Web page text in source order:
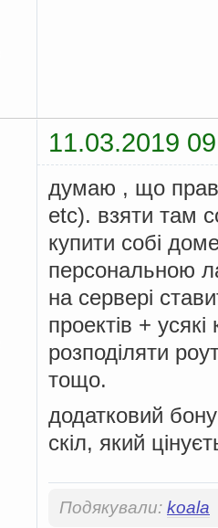
11.03.2019
думаю , що
etc). взяти там
купити собі
персональною
на сервері
проектів +
розподіляти
тощо.
додатковий
скіл, який
Подякували: koala